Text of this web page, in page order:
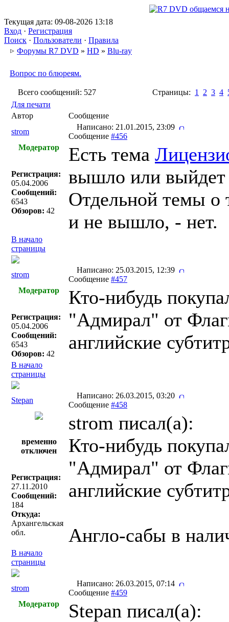
Текущая дата: 09-08-2026 13:18
Вход · Регистрация
Поиск · Пользователи · Правила
Форумы R7 DVD » HD » Blu-ray
Вопрос по блюреям.
Всего сообщений: 527 Страницы: 1 2 3 4
Для печати
Автор
Сообщение
strom
Написано: 21.01.2015, 23:09
Сообщение #456
Модератор
Регистрация:
05.04.2006
Сообщений:
6543
Обзоров: 42
Есть тема
вышло или выйдет
Отдельной темы о
и не вышло, - нет.
В начало
страницы
strom
Написано: 25.03.2015, 12:39
Сообщение #457
Модератор
Регистрация:
05.04.2006
Сообщений:
6543
Обзоров: 42
Кто-нибудь
"Адмирал" от
английские
В начало
страницы
Stepan
Написано: 26.03.2015, 03:20
Сообщение #458
временно
отключен
Регистрация:
27.11.2010
Сообщений:
184
Откуда:
Архангельская
обл.
strom писал(a):
Кто-нибудь
"Адмирал" от
английские
Англо-сабы в
В начало
страницы
strom
Написано: 26.03.2015, 07:14
Сообщение #459
Модератор
Stepan писал(a):